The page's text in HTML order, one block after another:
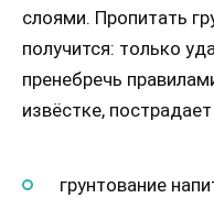
слоями. Пропитать
получится: только
пренебречь
извёстке,
грунтование